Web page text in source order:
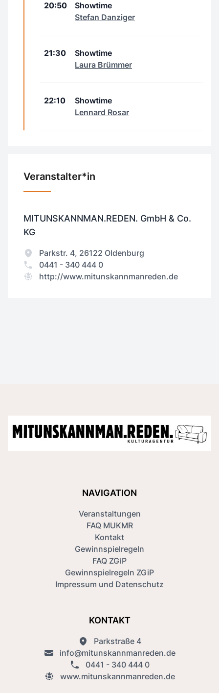
20:50
Showtime
Stefan Danziger
21:30
Showtime
Laura Brümmer
22:10
Showtime
Lennard Rosar
Veranstalter*in
MITUNSKANNMAN.REDEN. GmbH & Co.
KG
Parkstr. 4, 26122 Oldenburg
0441 - 340 444 0
http://www.mitunskannmanreden.de
NAVIGATION
Veranstaltungen
FAQ MUKMR
Kontakt
Gewinnspielregeln
FAQ ZGiP
Gewinnspielregeln ZGiP
Impressum und Datenschutz
KONTAKT
Parkstraße 4
info@mitunskannmanreden.de
0441 - 340 444 0
www.mitunskannmanreden.de